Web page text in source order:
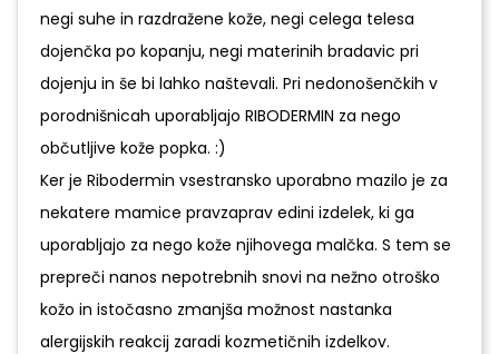
negi suhe in razdražene kože, negi celega telesa
dojenčka po kopanju, negi materinih bradavic pri
dojenju in še bi lahko naštevali. Pri nedonošenčkih v
porodnišnicah uporabljajo RIBODERMIN za nego
občutljive kože popka. :)
Ker je Ribodermin vsestransko uporabno mazilo je za
nekatere mamice pravzaprav edini izdelek, ki ga
uporabljajo za nego kože njihovega malčka. S tem se
prepreči nanos nepotrebnih snovi na nežno otroško
kožo in istočasno zmanjša možnost nastanka
alergijskih reakcij zaradi kozmetičnih izdelkov.